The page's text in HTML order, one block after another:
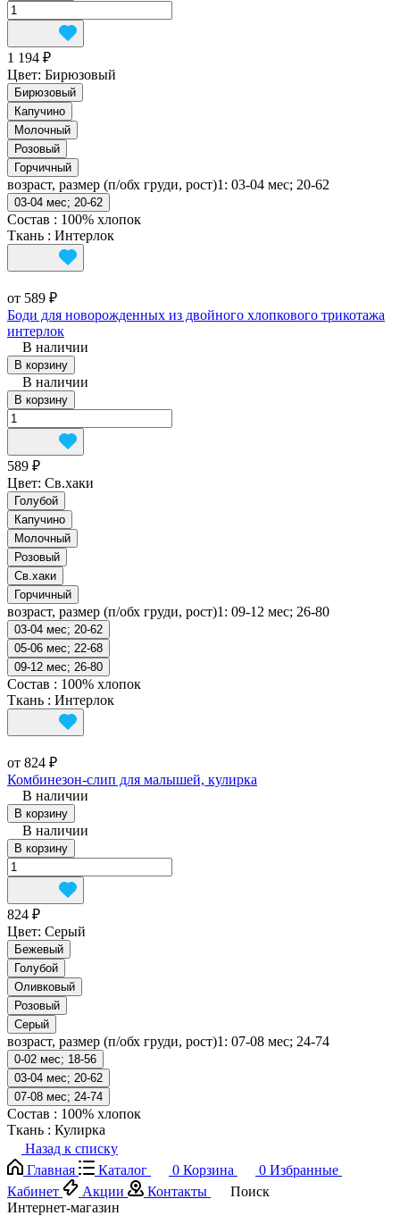
1 194 ₽
Цвет: Бирюзовый
Бирюзовый
Капучино
Молочный
Розовый
Горчичный
возраст, размер (п/обх груди, рост)1: 03-04 мес; 20-62
03-04 мес; 20-62
Состав : 100% хлопок
Ткань : Интерлок
от 589 ₽
Боди для новорожденных из двойного хлопкового трикотажа
интерлок
В наличии
В корзину
В наличии
В корзину
589 ₽
Цвет: Св.хаки
Голубой
Капучино
Молочный
Розовый
Св.хаки
Горчичный
возраст, размер (п/обх груди, рост)1: 09-12 мес; 26-80
03-04 мес; 20-62
05-06 мес; 22-68
09-12 мес; 26-80
Состав : 100% хлопок
Ткань : Интерлок
от 824 ₽
Комбинезон-слип для малышей, кулирка
В наличии
В корзину
В наличии
В корзину
824 ₽
Цвет: Серый
Бежевый
Голубой
Оливковый
Розовый
Серый
возраст, размер (п/обх груди, рост)1: 07-08 мес; 24-74
0-02 мес; 18-56
03-04 мес; 20-62
07-08 мес; 24-74
Состав : 100% хлопок
Ткань : Кулирка
Назад к списку
Главная
Каталог 0 Корзина 0 Избранные
Кабинет
Акции Контакты
Поиск
Интернет-магазин